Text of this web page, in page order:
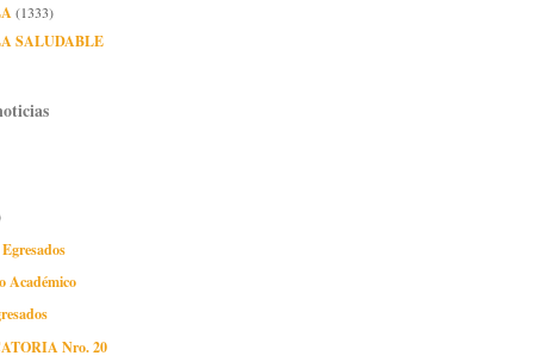
(1333)
SALUDABLE
Académico
Nro. 20